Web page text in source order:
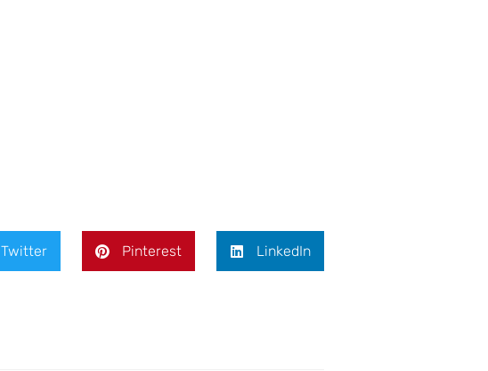
Twitter Pinterest LinkedIn